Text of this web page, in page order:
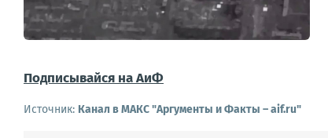
Подписывайся на АиФ
Источник: Канал в МАКС "Аргументы и Факты – aif.ru"